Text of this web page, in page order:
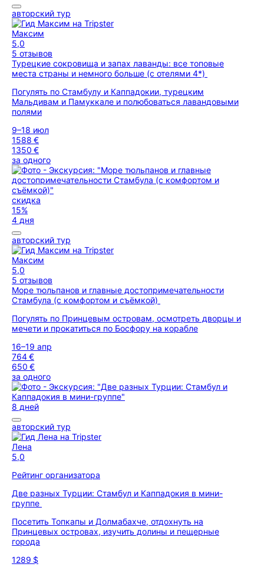
авторский тур
Максим
5,0
5 отзывов
Турецкие сокровища и запах лаванды: все топовые
места страны и немного больше (с отелями 4*)
Погулять по Стамбулу и Каппадокии, турецким
Мальдивам и Памуккале и полюбоваться лавандовыми
полями
9–18 июл
1588 €
1350 €
за одного
скидка
15%
4 дня
авторский тур
Максим
5,0
5 отзывов
Море тюльпанов и главные достопримечательности
Стамбула (с комфортом и съёмкой)
Погулять по Принцевым островам, осмотреть дворцы и
мечети и прокатиться по Босфору на корабле
16–19 апр
764 €
650 €
за одного
8 дней
авторский тур
Лена
5,0
Рейтинг организатора
Две разных Турции: Стамбул и Каппадокия в мини-
группе
Посетить Топкапы и Долмабахче, отдохнуть на
Принцевых островах, изучить долины и пещерные
города
1289 $